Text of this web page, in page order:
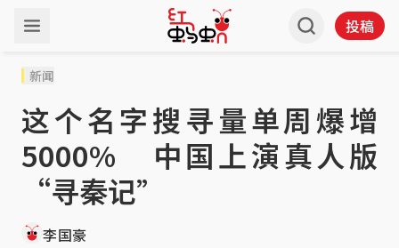
投稿
新闻
这个名字搜寻量单周爆增
5000% 中国上演真人版
“寻秦记”
李国豪